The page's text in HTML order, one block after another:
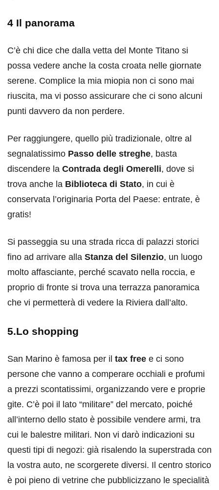
4 Il panorama
C’è chi dice che dalla vetta del Monte Titano si
possa vedere anche la costa croata nelle giornate
serene. Complice la mia miopia non ci sono mai
riuscita, ma vi posso assicurare che ci sono alcuni
punti davvero da non perdere.
Per raggiungere, quello più tradizionale, oltre al
segnalatissimo Passo delle streghe, basta
discendere la Contrada degli Omerelli, dove si
trova anche la Biblioteca di Stato, in cui è
conservata l’originaria Porta del Paese: entrate, è
gratis!
Si passeggia su una strada ricca di palazzi storici
fino ad arrivare alla Stanza del Silenzio, un luogo
molto affasciante, perché scavato nella roccia, e
proprio di fronte si trova una terrazza panoramica
che vi permetterà di vedere la Riviera dall’alto.
5.Lo shopping
San Marino è famosa per il tax free e ci sono
persone che vanno a comperare occhiali e profumi
a prezzi scontatissimi, organizzando vere e proprie
gite. C’è poi il lato “militare” del mercato, poiché
all’interno dello stato è possibile vendere armi, tra
cui le balestre militari. Non vi darò indicazioni su
questi tipi di negozi: già risalendo la superstrada con
la vostra auto, ne scorgerete diversi. Il centro storico
è poi pieno di vetrine che pubblicizzano le specialità